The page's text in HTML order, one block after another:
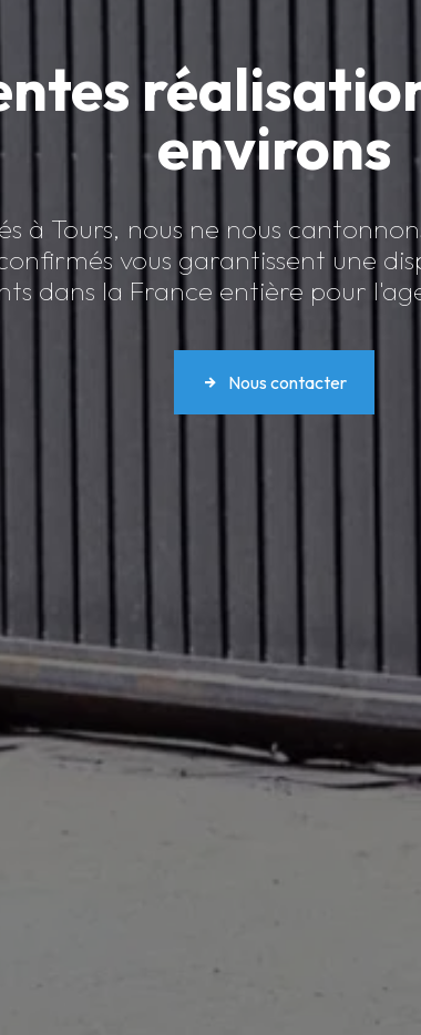
environs
à Tours, nous ne nous
vous garantissent une
dans la France entière pour
Nous contacter